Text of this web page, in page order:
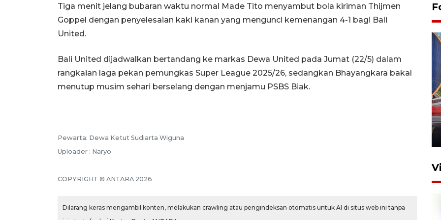
Tiga menit jelang bubaran waktu normal Made Tito menyambut bola kiriman Thijmen
Goppel dengan penyelesaian kaki kanan yang mengunci kemenangan 4-1 bagi Bali
United.
Bali United dijadwalkan bertandang ke markas Dewa United pada Jumat (22/5) dalam
rangkaian laga pekan pemungkas Super League 2025/26, sedangkan Bhayangkara bakal
menutup musim sehari berselang dengan menjamu PSBS Biak.
Pewarta: Dewa Ketut Sudiarta Wiguna
Uploader : Naryo
COPYRIGHT © ANTARA 2026
Dilarang keras mengambil konten, melakukan crawling atau pengindeksan otomatis untuk AI di situs web ini tanpa